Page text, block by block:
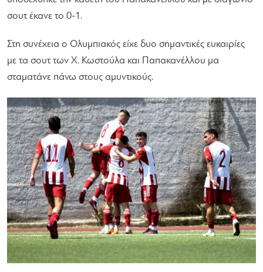
σουτ έκανε το 0-1.
Στη συνέχεια ο Ολυμπιακός είχε δυο σημαντικές ευκαιρίες
με τα σουτ των Χ. Κωστούλα και Παπακανέλλου μα
σταματάνε πάνω στους αμυντικούς.